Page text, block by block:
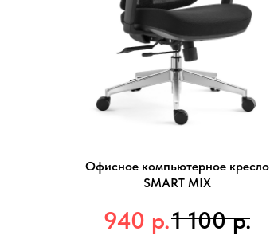
Офисное компьютерное кресло
SMART MIX
940 р.1 100 р.